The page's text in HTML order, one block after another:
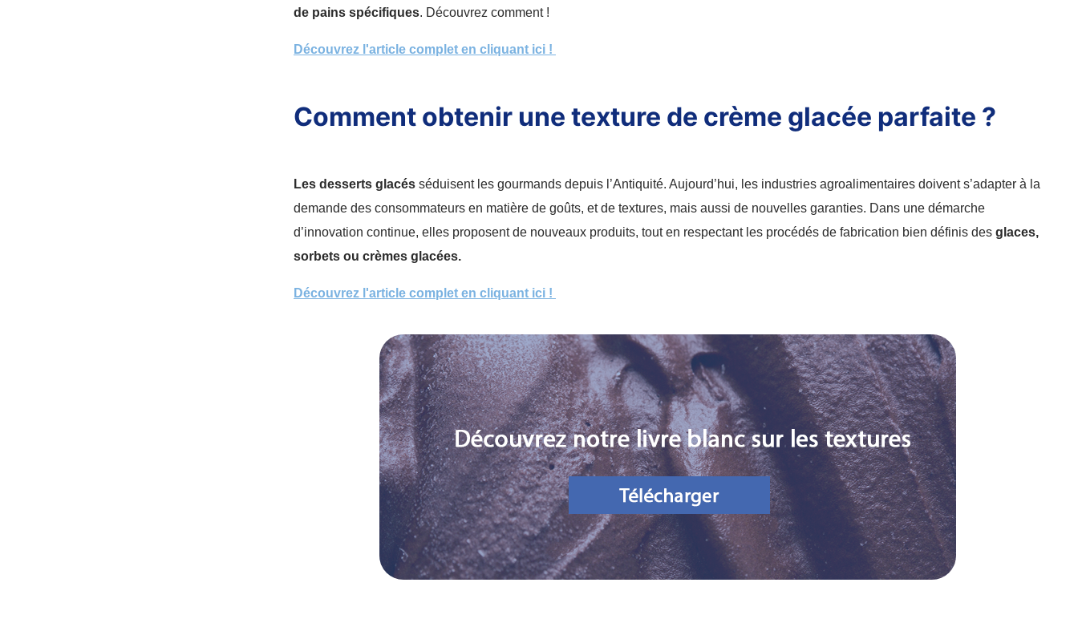
de pains spécifiques. Découvrez comment !
Découvrez l'article complet en cliquant ici !
Comment obtenir une texture de crème glacée parfaite ?
Les desserts glacés séduisent les gourmands depuis l’Antiquité. Aujourd’hui, les industries agroalimentaires doivent s’adapter à la
demande des consommateurs en matière de goûts, et de textures, mais aussi de nouvelles garanties. Dans une démarche
d’innovation continue, elles proposent de nouveaux produits, tout en respectant les procédés de fabrication bien définis des glaces,
sorbets ou crèmes glacées.
Découvrez l'article complet en cliquant ici !